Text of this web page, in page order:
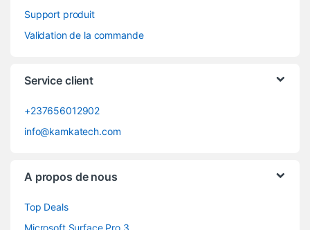
Support produit
Validation de la commande
Service client
+237656012902
info@kamkatech.com
A propos de nous
Top Deals
Microsoft Surface Pro 3